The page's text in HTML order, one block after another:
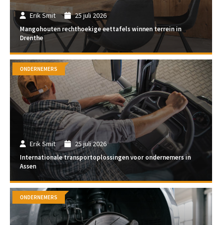
Erik Smit 25 juli 2026
Mangohouten rechthoekige eettafels winnen terrein in
Drenthe
Erik Smit 25 juli 2026
Internationale transportoplossingen voor ondernemers in
Assen
ONDERNEMERS
ONDERNEMERS